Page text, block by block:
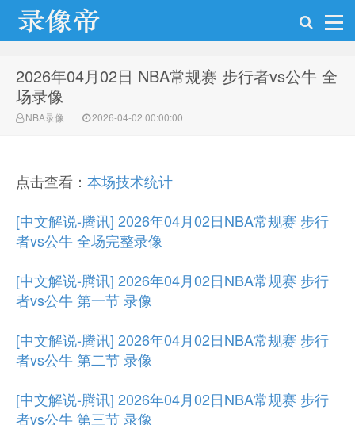
NBA录像帝
2026年04月02日 NBA常规赛 步行者vs公牛 全
场录像
NBA录像 2026-04-02 00:00:00
点击查看： 本场技术统计
[中文解说-腾讯] 2026年04月02日NBA常规赛 步行
者vs公牛 全场完整录像
[中文解说-腾讯] 2026年04月02日NBA常规赛 步行
者vs公牛 第一节 录像
[中文解说-腾讯] 2026年04月02日NBA常规赛 步行
者vs公牛 第二节 录像
[中文解说-腾讯] 2026年04月02日NBA常规赛 步行
者vs公牛 第三节 录像